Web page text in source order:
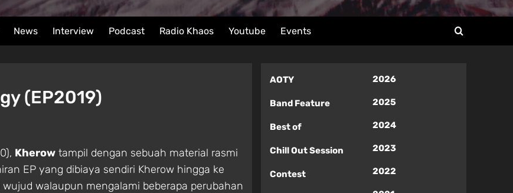
News Interview Podcast Radio Khaos Youtube Events
(EP2019)
Kherowtampil dengan sebuah material rasmi
EP yang dibiaya sendiri Kherow hingga ke
walaupun mengalami beberapa perubahan
AOTY
Band Feature
Best of
Chill Out Session
Contest
2026
2025
2024
2023
2022